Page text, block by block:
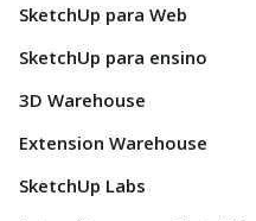
SketchUp para Web
SketchUp para ensino
3D Warehouse
Extension Warehouse
SketchUp Labs